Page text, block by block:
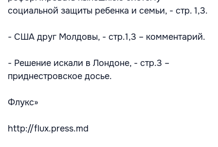
социальной защиты ребенка и семьи, - стр. 1,3.
- США друг Молдовы, - стр.1,3 – комментарий.
- Решение искали в Лондоне, - стр.3 –
приднестровское досье.
Флукс»
http://flux.press.md